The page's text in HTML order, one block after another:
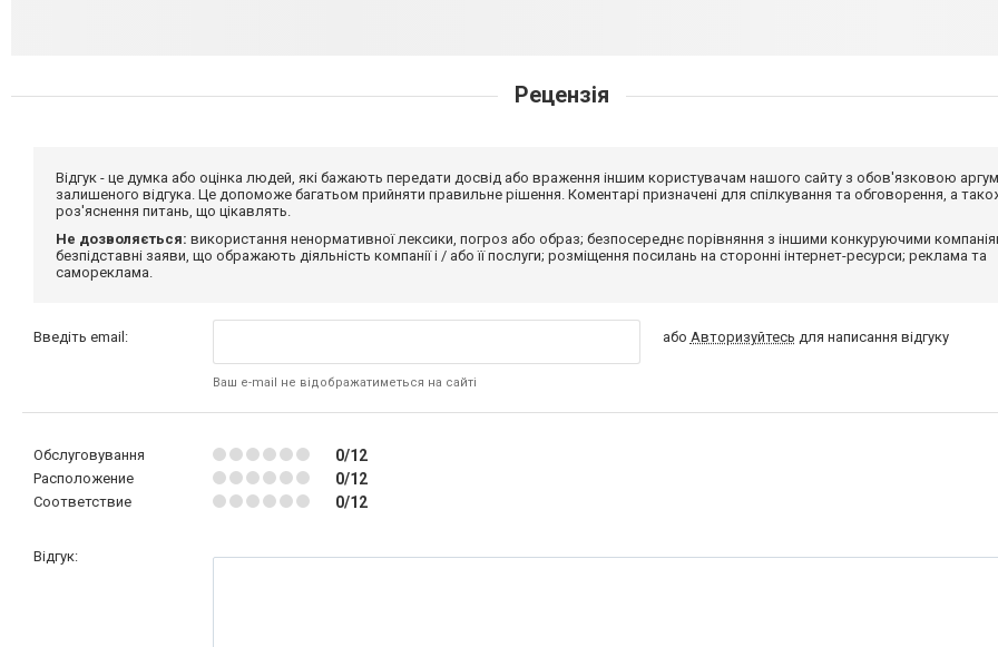
Рецензія
Відгук - це думка або оцінка людей, які бажають передати досвід або враження іншим користувачам нашого сайту з обов'язковою
залишеного відгука. Це допоможе багатьом прийняти правильне рішення. Коментарі призначені для спілкування та обговорення, а
роз'яснення питань, що цікавлять.
Не дозволяється: використання ненормативної лексики, погроз або образ; безпосереднє порівняння з іншими конкуруючими
безпідставні заяви, що ображають діяльність компанії і / або її послуги; розміщення посилань на сторонні інтернет-ресурси; реклама та
самореклама.
Введіть email:
Ваш e-mail не відображатиметься на сайті
або Авторизуйтесь для написання відгуку
Обслуговування 0/12
Расположение 0/12
Соответствие 0/12
Відгук: